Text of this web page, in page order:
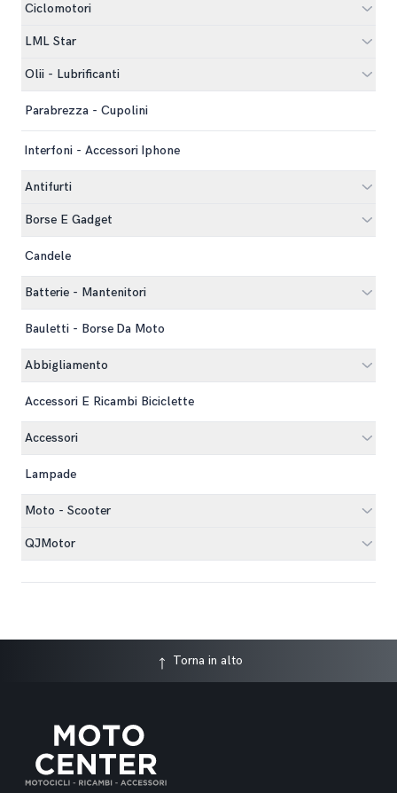
Ciclomotori
LML Star
Olii - Lubrificanti
Parabrezza - Cupolini
Interfoni - Accessori Iphone
Antifurti
Borse E Gadget
Candele
Batterie - Mantenitori
Bauletti - Borse Da Moto
Abbigliamento
Accessori E Ricambi Biciclette
Accessori
Lampade
Moto - Scooter
QJMotor
Torna in alto